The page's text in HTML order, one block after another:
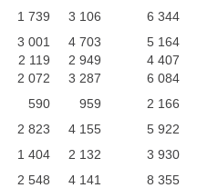
1 739 3 106
6 344
3 001 4 703
5 164
2 119 2 949
4 407
2 072 3 287
6 084
590 959
2 166
2 823 4 155
5 922
1 404 2 132
3 930
2 548 4 141
8 355